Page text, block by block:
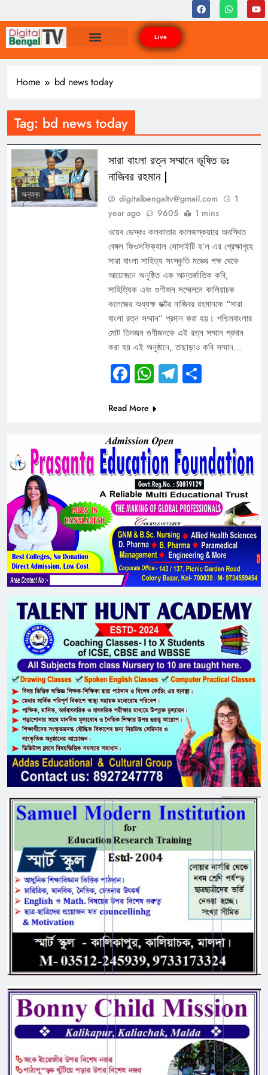
Live
Home bd news today
Tag: bd news today
অন্যান্য
সারা বাংলা রত্ন সম্মানে ভূষিত ডঃ
নাজিবর রহমান |
digitalbengaltv@gmail.com
1
year ago
9605 1 mins
ওয়েব ডেস্কঃ কলকাতার কলেজস্কয়ারে অবস্থিত
বেঙ্গল ফিওসফিক্যাল সোসাইটি হ’ল এর প্রেক্ষাগৃহে
সারা বাংলা সাহিত্য সংস্কৃতি মঞ্চের পক্ষ থেকে
আয়োজনে অনুষ্ঠিত এক আন্তর্জাতিক কবি,
সাহিত্যিক এবং গুণীজন সম্মেলনে কালিয়াচক
কলেজের অধ্যক্ষ ডক্টর নাজিবর রহমানকে “সারা
বাংলা রত্ন সম্মান” প্রদান করা হয়। পশ্চিমবাংলার
মোট তিনজন গুণীজনকে এই রত্ন সম্মান প্রদান
করা হয় এই অনুষ্ঠানে, তাছাড়াও কবি সম্মান…
Facebook
WhatsApp
Telegram
Share
Read More